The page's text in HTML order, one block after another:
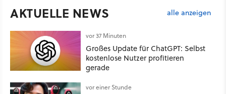
AKTUELLE NEWS alle anzeigen
vor 37 Minuten
Großes Update für ChatGPT: Selbst
kostenlose Nutzer profitieren
gerade
vor einer Stunde